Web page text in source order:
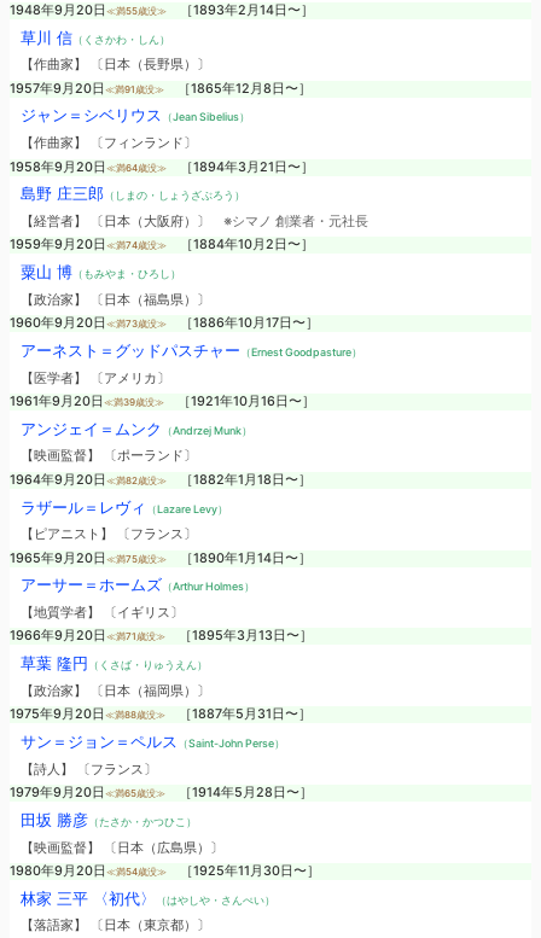
1948年9月20日 ≪満55歳没≫ ［1893年2月14日〜］
草川 信（くさかわ・しん）
【作曲家】 〔日本（長野県）〕
1957年9月20日 ≪満91歳没≫ ［1865年12月8日〜］
ジャン＝シベリウス （Jean Sibelius）
【作曲家】 〔フィンランド〕
1958年9月20日 ≪満64歳没≫ ［1894年3月21日〜］
島野 庄三郎（しまの・しょうざぶろう）
【経営者】 〔日本（大阪府）〕 ※シマノ 創業者・元社長
1959年9月20日 ≪満74歳没≫ ［1884年10月2日〜］
粟山 博（もみやま・ひろし）
【政治家】 〔日本（福島県）〕
1960年9月20日 ≪満73歳没≫ ［1886年10月17日〜］
アーネスト＝グッドパスチャー （Ernest Goodpasture）
【医学者】 〔アメリカ〕
1961年9月20日 ≪満39歳没≫ ［1921年10月16日〜］
アンジェイ＝ムンク （Andrzej Munk）
【映画監督】 〔ポーランド〕
1964年9月20日 ≪満82歳没≫ ［1882年1月18日〜］
ラザール＝レヴィ （Lazare Levy）
【ピアニスト】 〔フランス〕
1965年9月20日 ≪満75歳没≫ ［1890年1月14日〜］
アーサー＝ホームズ （Arthur Holmes）
【地質学者】 〔イギリス〕
1966年9月20日 ≪満71歳没≫ ［1895年3月13日〜］
草葉 隆円 （くさば・りゅうえん）
【政治家】 〔日本（福岡県）〕
1975年9月20日 ≪満88歳没≫ ［1887年5月31日〜］
サン＝ジョン＝ペルス （Saint-John Perse）
【詩人】 〔フランス〕
1979年9月20日 ≪満65歳没≫ ［1914年5月28日〜］
田坂 勝彦（たさか・かつひこ）
【映画監督】 〔日本（広島県）〕
1980年9月20日 ≪満54歳没≫ ［1925年11月30日〜］
林家 三平 〈初代〉 （はやしや・さんぺい）
【落語家】 〔日本（東京都）〕